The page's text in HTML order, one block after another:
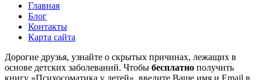
Главная
Блог
Контакты
Карта сайта
Дорогие друзья, узнайте о скрытых причинах, лежащих в
основе детских заболеваний. Чтобы бесплатно получить
книгу «Психосоматика у детей», введите Ваше имя и Email в